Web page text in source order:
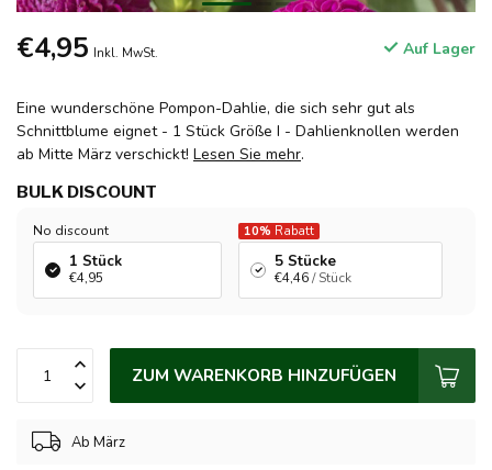
€4,95 Inkl. MwSt. Auf Lager
Eine wunderschöne Pompon-Dahlie, die sich sehr gut als
Schnittblume eignet - 1 Stück Größe I - Dahlienknollen werden
ab Mitte März verschickt! Lesen Sie mehr.
BULK DISCOUNT
No discount
1 Stück
€4,95
10% Rabatt
5 Stücke
€4,46/ Stück
ZUM WARENKORB HINZUFÜGEN
Ab März